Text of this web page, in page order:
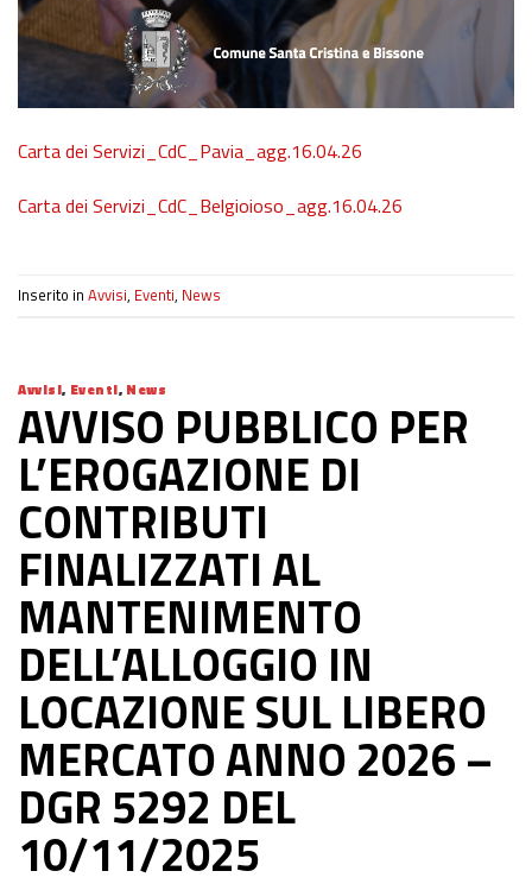
Carta dei Servizi_CdC_Pavia_agg.16.04.26
Carta dei Servizi_CdC_Belgioioso_agg.16.04.26
Inserito in Avvisi, Eventi, News
Avvisi, Eventi, News
AVVISO PUBBLICO PER
L’EROGAZIONE DI
CONTRIBUTI
FINALIZZATI AL
MANTENIMENTO
DELL’ALLOGGIO IN
LOCAZIONE SUL LIBERO
MERCATO ANNO 2026 –
DGR 5292 DEL
10/11/2025